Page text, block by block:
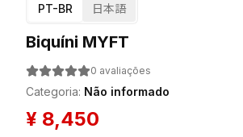
PT-BR 日本語
Biquíni MYFT
0 avaliações
Categoria: Não informado
¥ 8,450